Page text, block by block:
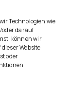
Technologien wie
oder darauf
können wir
Website
oder